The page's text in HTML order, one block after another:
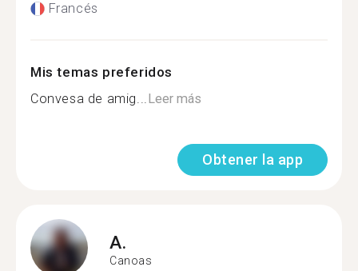
Francés
Mis temas preferidos
Convesa de amig...Leer más
Obtener la app
A.
Canoas